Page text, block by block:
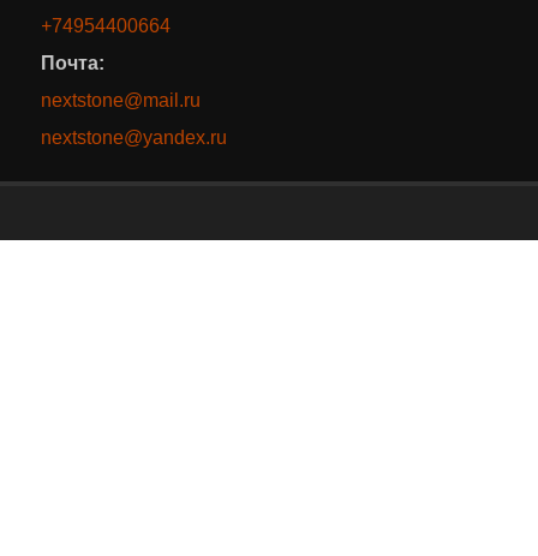
+74954400664
Почта:
nextstone@mail.ru
nextstone@yandex.ru